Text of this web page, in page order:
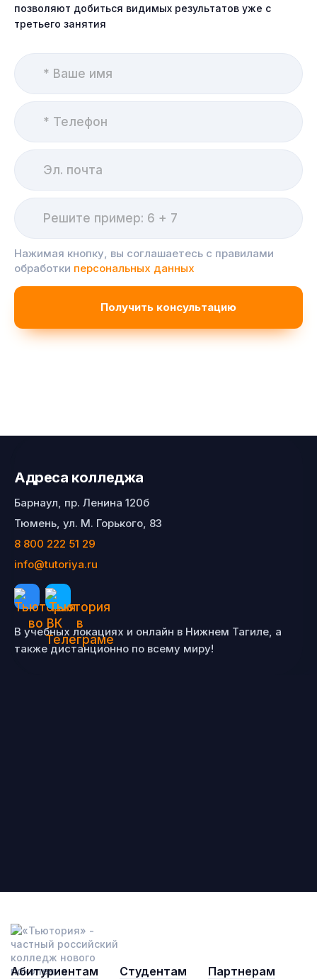
Адреса колледжа
Барнаул, пр. Ленина 120б
Тюмень, ул. М. Горького, 83
8 800 222 51 29
info@tutoriya.ru
В учебных локациях и онлайн в Нижнем Тагиле, а
также дистанционно по всему миру!
позволяют добиться видимых результатов уже с
третьего занятия
Нажимая кнопку, вы соглашаетесь с правилами
обработки персональных данных
Абитуриентам Студентам Партнерам